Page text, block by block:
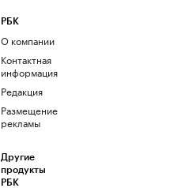
РБК
О компании
Контактная
информация
Редакция
Размещение
рекламы
Другие
продукты
РБК